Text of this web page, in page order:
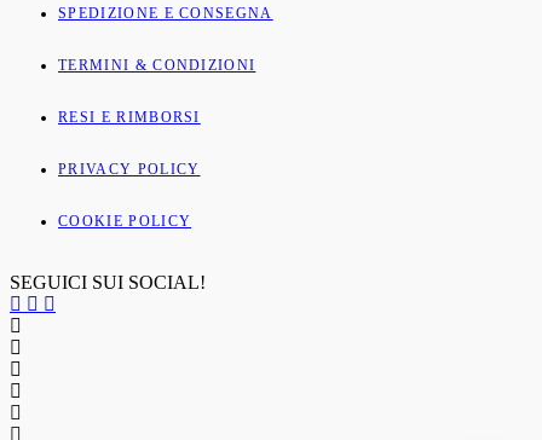
SPEDIZIONE E CONSEGNA
TERMINI & CONDIZIONI
RESI E RIMBORSI
PRIVACY POLICY
COOKIE POLICY
SEGUICI SUI SOCIAL!